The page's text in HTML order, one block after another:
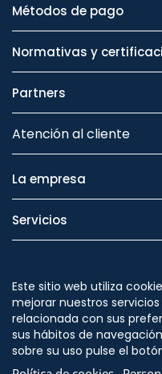
Métodos de pago
Normativas y
Partners
Atención al cliente
La empresa
Servicios
Seguridad
Este sitio web utiliza
mejorar nuestros
relacionada con sus
sus hábitos de
sobre su uso pulse el